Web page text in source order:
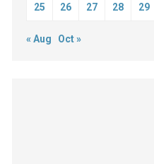
25 26 27 28 29
« Aug Oct »